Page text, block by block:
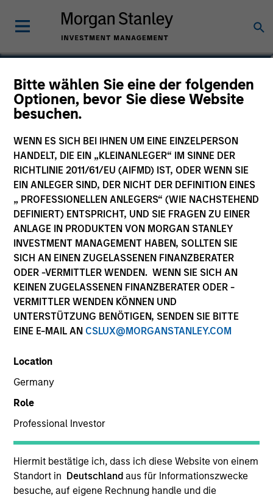
Bitte wählen Sie eine der folgenden
Optionen, bevor Sie diese Website
besuchen.
WENN ES SICH BEI IHNEN UM EINE EINZELPERSON
HANDELT, DIE EIN „KLEINANLEGER“ IM SINNE DER
RICHTLINIE 2011/61/EU (AIFMD) IST, ODER WENN SIE
EIN ANLEGER SIND, DER NICHT DER DEFINITION EINES
„ PROFESSIONELLEN ANLEGERS“ (WIE NACHSTEHEND
DEFINIERT) ENTSPRICHT, UND SIE FRAGEN ZU EINER
ANLAGE IN PRODUKTEN VON MORGAN STANLEY
INVESTMENT MANAGEMENT HABEN, SOLLTEN SIE
SICH AN EINEN ZUGELASSENEN FINANZBERATER
ODER -VERMITTLER WENDEN. WENN SIE SICH AN
KEINEN ZUGELASSENEN FINANZBERATER ODER -
VERMITTLER WENDEN KÖNNEN UND
UNTERSTÜTZUNG BENÖTIGEN, SENDEN SIE BITTE
EINE E-MAIL AN CSLUX@MORGANSTANLEY.COM
Location
Germany
Role
Professional Investor
Hiermit bestätige ich, dass ich diese Website von einem
Standort in Deutschland aus für Informationszwecke
besuche, auf eigene Rechnung handle und die
Nikhil Vaidya
Executive Director
11 Years
TEAM
North America Private Credit